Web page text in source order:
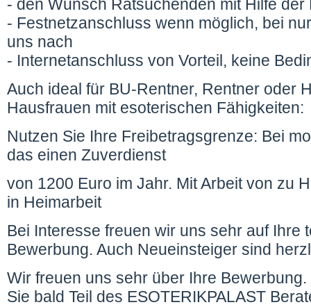
- den Wunsch Ratsuchenden mit Hilfe der
- Festnetzanschluss wenn möglich, bei
uns nach
- Internetanschluss von Vorteil, keine
Auch ideal für BU-Rentner, Rentner oder
Hausfrauen mit esoterischen Fähigkeiten:
Nutzen Sie Ihre Freibetragsgrenze: Bei
das einen Zuverdienst
von 1200 Euro im Jahr. Mit Arbeit von zu
in Heimarbeit
Bei Interesse freuen wir uns sehr auf Ihre
Bewerbung. Auch Neueinsteiger sind
Wir freuen uns sehr über Ihre
Sie bald Teil des ESOTERIKPALAST